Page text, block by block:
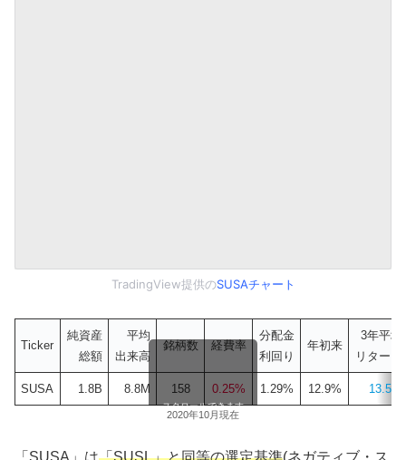
TradingView提供のSUSAチャート
Ticker
純資産
総額
平均
出来高
銘柄数 経費率
分配金
利回り
年初来
3年平均
リターン
SUSA 1.8B 8.8M 158 0.25% 1.29% 12.9% 13.5%
スクロールできます
2020年10月現在
「SUSA」は「SUSL」と同等の選定基準(ネガティブ・ス